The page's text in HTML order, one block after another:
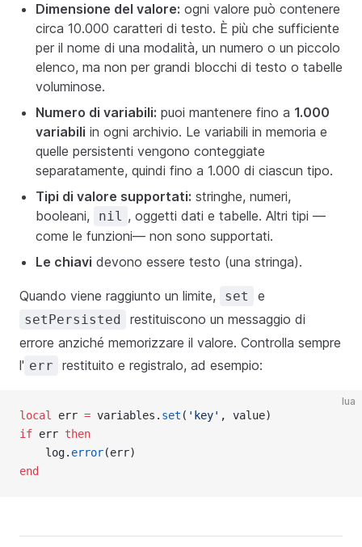
Dimensione del valore: ogni valore può contenere
circa 10.000 caratteri di testo. È più che sufficiente
per il nome di una modalità, un numero o un piccolo
elenco, ma non per grandi blocchi di testo o tabelle
voluminose.
Numero di variabili: puoi mantenere fino a 1.000
variabili in ogni archivio. Le variabili in memoria e
quelle persistenti vengono conteggiate
separatamente, quindi fino a 1.000 di ciascun tipo.
Tipi di valore supportati: stringhe, numeri,
booleani,
nil , oggetti dati e tabelle. Altri tipi —
come le funzioni— non sono supportati.
Le chiavi devono essere testo (una stringa).
Quando viene raggiunto un limite, set e
setPersisted
restituiscono un messaggio di
errore anziché memorizzare il valore. Controlla sempre
l' err restituito e registralo, ad esempio:
lua
local err = variables. set ( 'key' , value)
if err then
    log.
error(err)
end